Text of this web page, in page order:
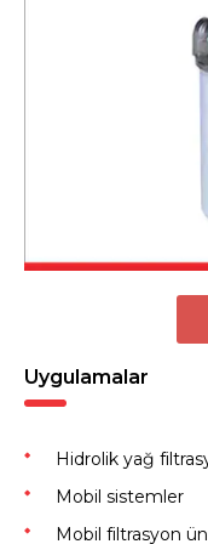
Uygulamalar
Hidrolik yağ
Mobil sistemler
Mobil filtrasyon